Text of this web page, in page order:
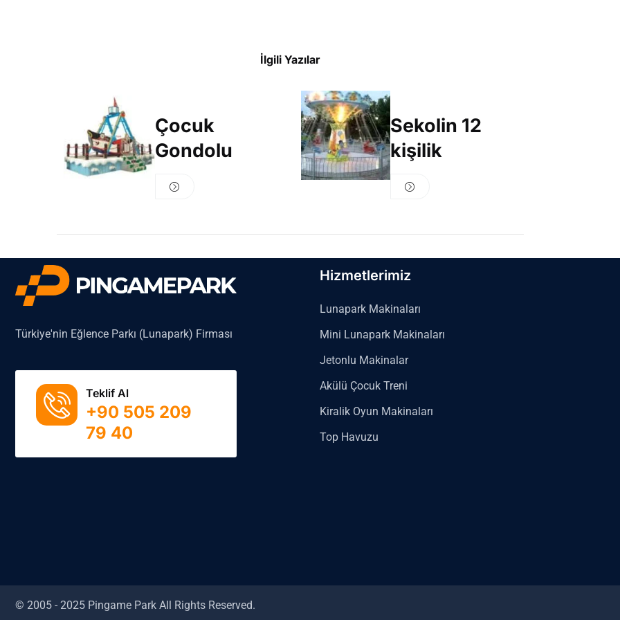
İlgili Yazılar
Çocuk
Gondolu
Sekolin 12
kişilik
Türkiye'nin Eğlence Parkı (Lunapark) Firması
Teklif Al
+90 505 209
79 40
Hizmetlerimiz
Lunapark Makinaları
Mini Lunapark Makinaları
Jetonlu Makinalar
Akülü Çocuk Treni
Kiralik Oyun Makinaları
Top Havuzu
© 2005 - 2025 Pingame Park All Rights Reserved.